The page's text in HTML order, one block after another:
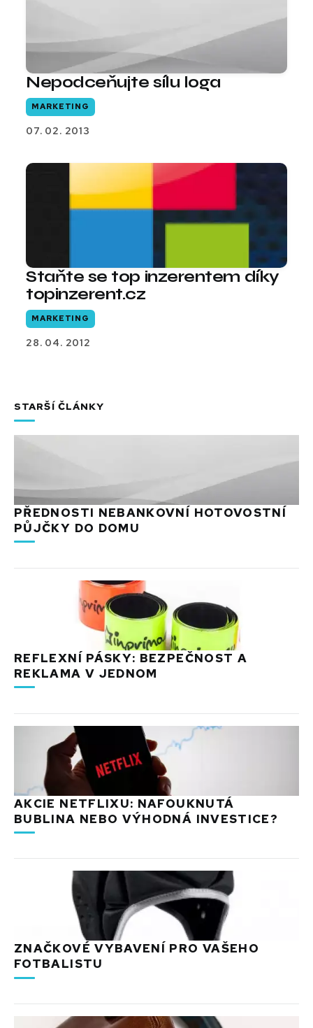
Nepodceňujte sílu loga
MARKETING
07. 02. 2013
Staňte se top inzerentem díky
topinzerent.cz
MARKETING
28. 04. 2012
STARŠÍ ČLÁNKY
PŘEDNOSTI NEBANKOVNÍ HOTOVOSTNÍ
PŮJČKY DO DOMU
REFLEXNÍ PÁSKY: BEZPEČNOST A
REKLAMA V JEDNOM
AKCIE NETFLIXU: NAFOUKNUTÁ
BUBLINA NEBO VÝHODNÁ INVESTICE?
ZNAČKOVÉ VYBAVENÍ PRO VAŠEHO
FOTBALISTU